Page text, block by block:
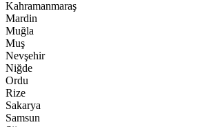
Kahramanmaraş
Mardin
Muğla
Muş
Nevşehir
Niğde
Ordu
Rize
Sakarya
Samsun